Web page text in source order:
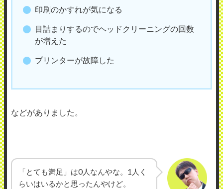
印刷のかすれが気になる
目詰まりするのでヘッドクリーニングの回数
が増えた
プリンターが故障した
などがありました。
「とても満足」は0人なんやな。1人く
らいはいるかと思ったんやけど。